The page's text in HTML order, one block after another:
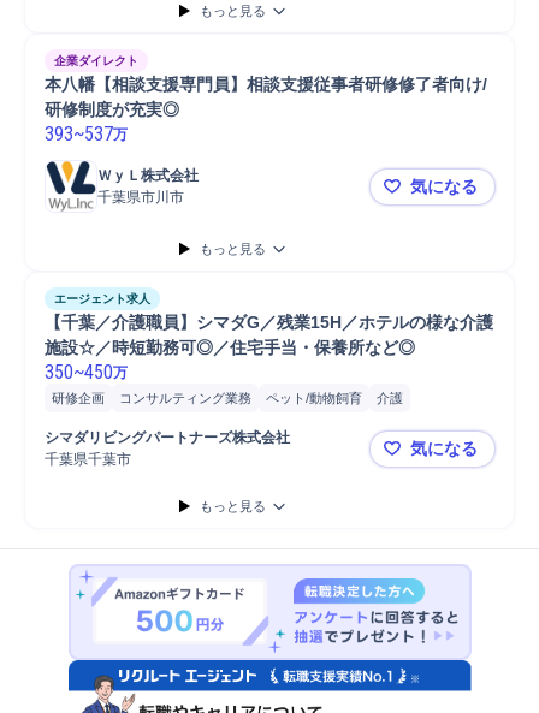
もっと見る
企業ダイレクト
本八幡【相談支援専門員】相談支援従事者研修修了者向け/
研修制度が充実◎
393~537万
ＷｙＬ株式会社
千葉県市川市
本八幡【相
気になる
もっと見る
エージェント求人
【千葉／介護職員】シマダG／残業15H／ホテルの様な介護
施設☆／時短勤務可◎／住宅手当・保養所など◎
350~450万
研修企画 コンサルティング業務 ペット/動物飼育
介護
入浴介助
排泄介助
人事 巡回 救急
ゲーム
シマダリビングパートナーズ株式会社
千葉県千葉市
【千葉／介
気になる
もっと見る